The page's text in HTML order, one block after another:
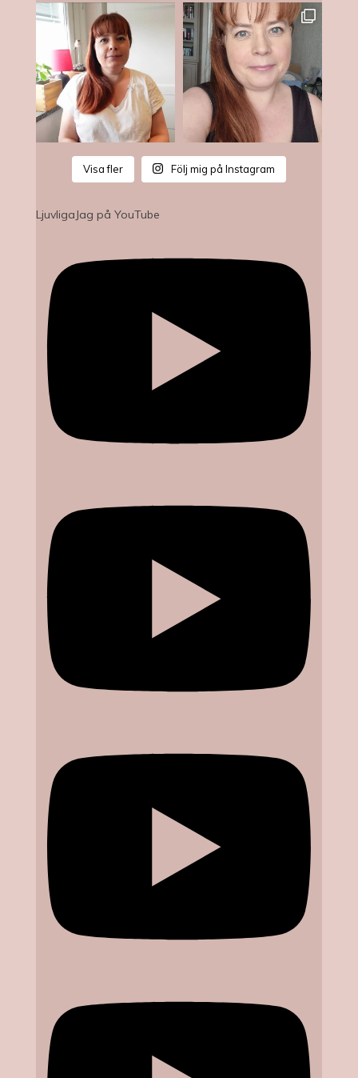
Visa fler Följ mig på Instagram
LjuvligaJag på YouTube